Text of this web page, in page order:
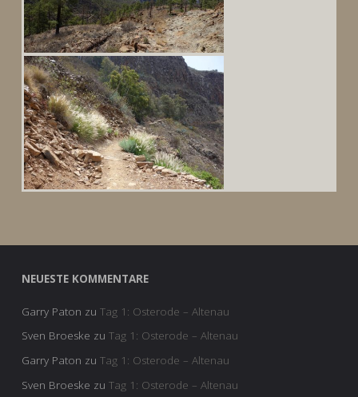
NEUESTE KOMMENTARE
Garry Paton zu Tag 1: Osterode – Altenau
Sven Broeske zu Tag 1: Osterode – Altenau
Garry Paton zu Tag 1: Osterode – Altenau
Sven Broeske zu Tag 1: Osterode – Altenau